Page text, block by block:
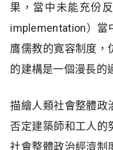
果，當中未能充份
implementation）當
膺儒教的寛容制度，
的建構是一個漫長的
描繪人類社會整體政
否定建築師和工人的
社會整體政治經濟制